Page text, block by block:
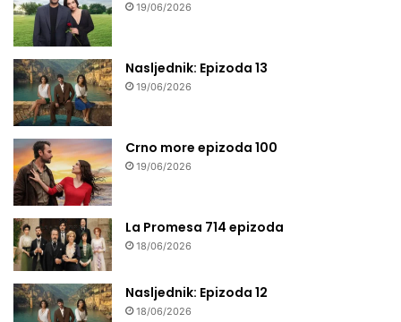
19/06/2026
Nasljednik: Epizoda 13
19/06/2026
Crno more epizoda 100
19/06/2026
La Promesa 714 epizoda
18/06/2026
Nasljednik: Epizoda 12
18/06/2026